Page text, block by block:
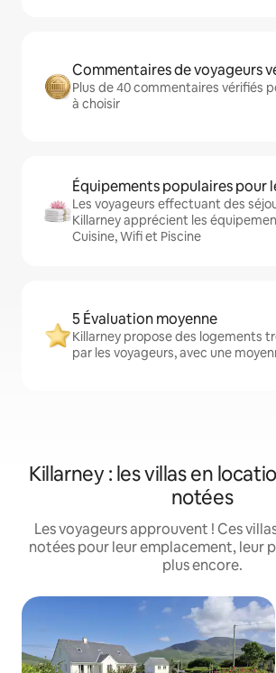
Commentaires de voyageurs
Plus de 40 commentaires vérifiés
à choisir
Équipements populaires pour
Les voyageurs effectuant des
Killarney apprécient les
Cuisine, Wifi et Piscine
5 Évaluation moyenne
Killarney propose des logements
par les voyageurs, avec une
Killarney : les villas en
notées
Les voyageurs approuvent ! Ces
notées pour leur emplacement, leur
plus encore.